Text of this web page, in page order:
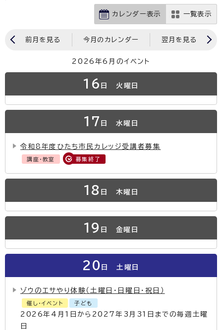
カレンダー表示 一覧表示
前月を見る 今月のカレンダー 翌月を見る
2026年6月のイベント
16 日 火曜日
17 日 水曜日
令和8年度ひたち市民カレッジ受講者募集
講座・教室 募集終了
18 日 木曜日
19 日 金曜日
20 日 土曜日
ゾウのエサやり体験（土曜日・日曜日・祝日）
催し・イベント 子ども
2026年4月1日から2027年3月31日までの毎週土曜
日